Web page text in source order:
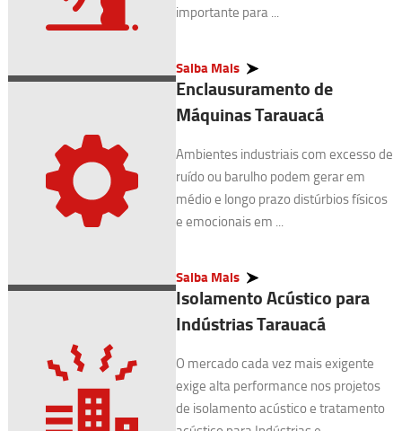
importante para ...
Saiba Mais
Enclausuramento de
Máquinas Tarauacá
Ambientes industriais com excesso de
ruído ou barulho podem gerar em
médio e longo prazo distúrbios físicos
e emocionais em ...
Saiba Mais
Isolamento Acústico para
Indústrias Tarauacá
O mercado cada vez mais exigente
exige alta performance nos projetos
de isolamento acústico e tratamento